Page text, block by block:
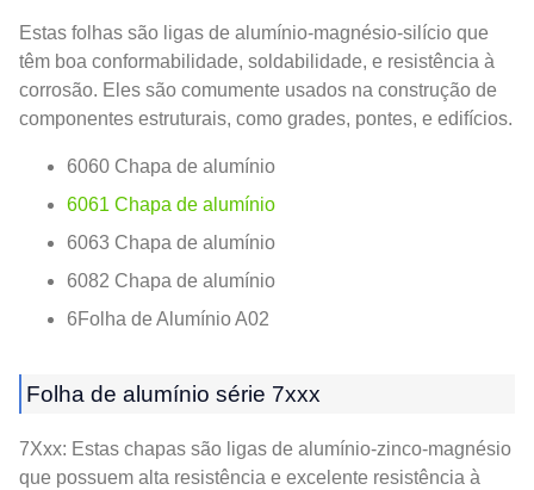
Estas folhas são ligas de alumínio-magnésio-silício que
têm boa conformabilidade, soldabilidade, e resistência à
corrosão. Eles são comumente usados ​​na construção de
componentes estruturais, como grades, pontes, e edifícios.
6060 Chapa de alumínio
6061 Chapa de alumínio
6063 Chapa de alumínio
6082 Chapa de alumínio
6Folha de Alumínio A02
Folha de alumínio série 7xxx
7Xxx: Estas chapas são ligas de alumínio-zinco-magnésio
que possuem alta resistência e excelente resistência à